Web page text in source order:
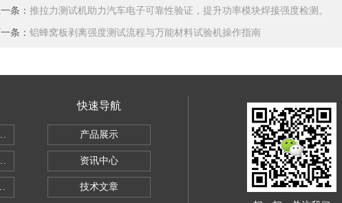
条： 推拉力测试机助力汽车电子可靠性验证，提升功率模块焊接强度检测。
条： 铝蜂窝板剥离强度测试流程与万能材料试验机操作指南
力机KZ-SSBC-500
柱电子万能试验机5KG
导体全自动推拉力测试机
快速导航
产品展示
资讯中心
技术文章